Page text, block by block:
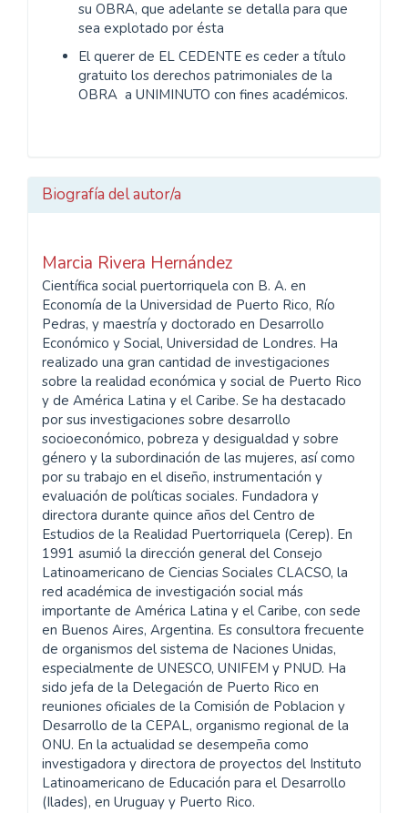
su OBRA, que adelante se detalla para que
sea explotado por ésta
El querer de EL CEDENTE es ceder a título
gratuito los derechos patrimoniales de la
OBRA a UNIMINUTO con fines académicos.
Biografía del autor/a
Marcia Rivera Hernández
Científica social puertorriquela con B. A. en
Economía de la Universidad de Puerto Rico, Río
Pedras, y maestría y doctorado en Desarrollo
Económico y Social, Universidad de Londres. Ha
realizado una gran cantidad de investigaciones
sobre la realidad económica y social de Puerto Rico
y de América Latina y el Caribe. Se ha destacado
por sus investigaciones sobre desarrollo
socioeconómico, pobreza y desigualdad y sobre
género y la subordinación de las mujeres, así como
por su trabajo en el diseño, instrumentación y
evaluación de políticas sociales. Fundadora y
directora durante quince años del Centro de
Estudios de la Realidad Puertorriquela (Cerep). En
1991 asumió la dirección general del Consejo
Latinoamericano de Ciencias Sociales CLACSO, la
red académica de investigación social más
importante de América Latina y el Caribe, con sede
en Buenos Aires, Argentina. Es consultora frecuente
de organismos del sistema de Naciones Unidas,
especialmente de UNESCO, UNIFEM y PNUD. Ha
sido jefa de la Delegación de Puerto Rico en
reuniones oficiales de la Comisión de Poblacion y
Desarrollo de la CEPAL, organismo regional de la
ONU. En la actualidad se desempeña como
investigadora y directora de proyectos del Instituto
Latinoamericano de Educación para el Desarrollo
(Ilades), en Uruguay y Puerto Rico.